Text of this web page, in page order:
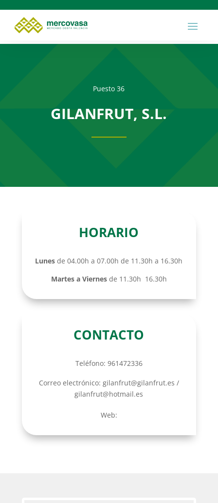
Puesto 36
GILANFRUT, S.L.
HORARIO
Lunes de 04.00h a 07.00h de 11.30h a 16.30h
Martes a Viernesde 11.30h 16.30h
CONTACTO
Teléfono: 961472336
Correo electrónico: gilanfrut@gilanfrut.es /
gilanfrut@hotmail.es
Web: